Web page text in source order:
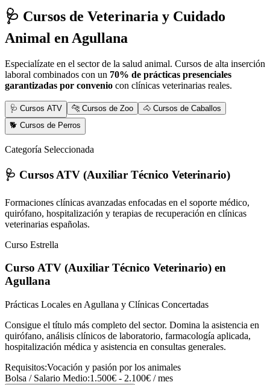
🩺 Cursos de Veterinaria y Cuidado
Animal en Agullana
Especialízate en el sector de la salud animal. Cursos de alta inserción
laboral combinados con un 70% de prácticas presenciales
garantizadas por convenio con clínicas veterinarias reales.
🩺 Cursos ATV 🐆 Cursos de Zoo
🐴 Cursos de Caballos
🐕 Cursos de Perros
Categoría Seleccionada
🩺 Cursos ATV (Auxiliar Técnico Veterinario)
Formaciones clínicas avanzadas enfocadas en el soporte médico,
quirófano, hospitalización y terapias de recuperación en clínicas
veterinarias españolas.
Curso Estrella
Curso ATV (Auxiliar Técnico Veterinario) en
Agullana
Prácticas Locales en Agullana y Clínicas Concertadas
Consigue el título más completo del sector. Domina la asistencia en
quirófano, análisis clínicos de laboratorio, farmacología aplicada,
hospitalización médica y asistencia en consultas generales.
Requisitos:Vocación y pasión por los animales
Bolsa / Salario Medio:1.500€ - 2.100€ / mes